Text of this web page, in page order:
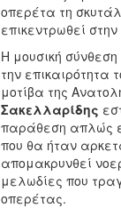
οπερέτα τη
επικεντρωθεί
Η μουσική
την επικαιρότητα
μοτίβα της
Σακελλαρίδης
παράθεση απλώς
που θα ήταν
απομακρυνθεί
μελωδίες που
οπερέτας.